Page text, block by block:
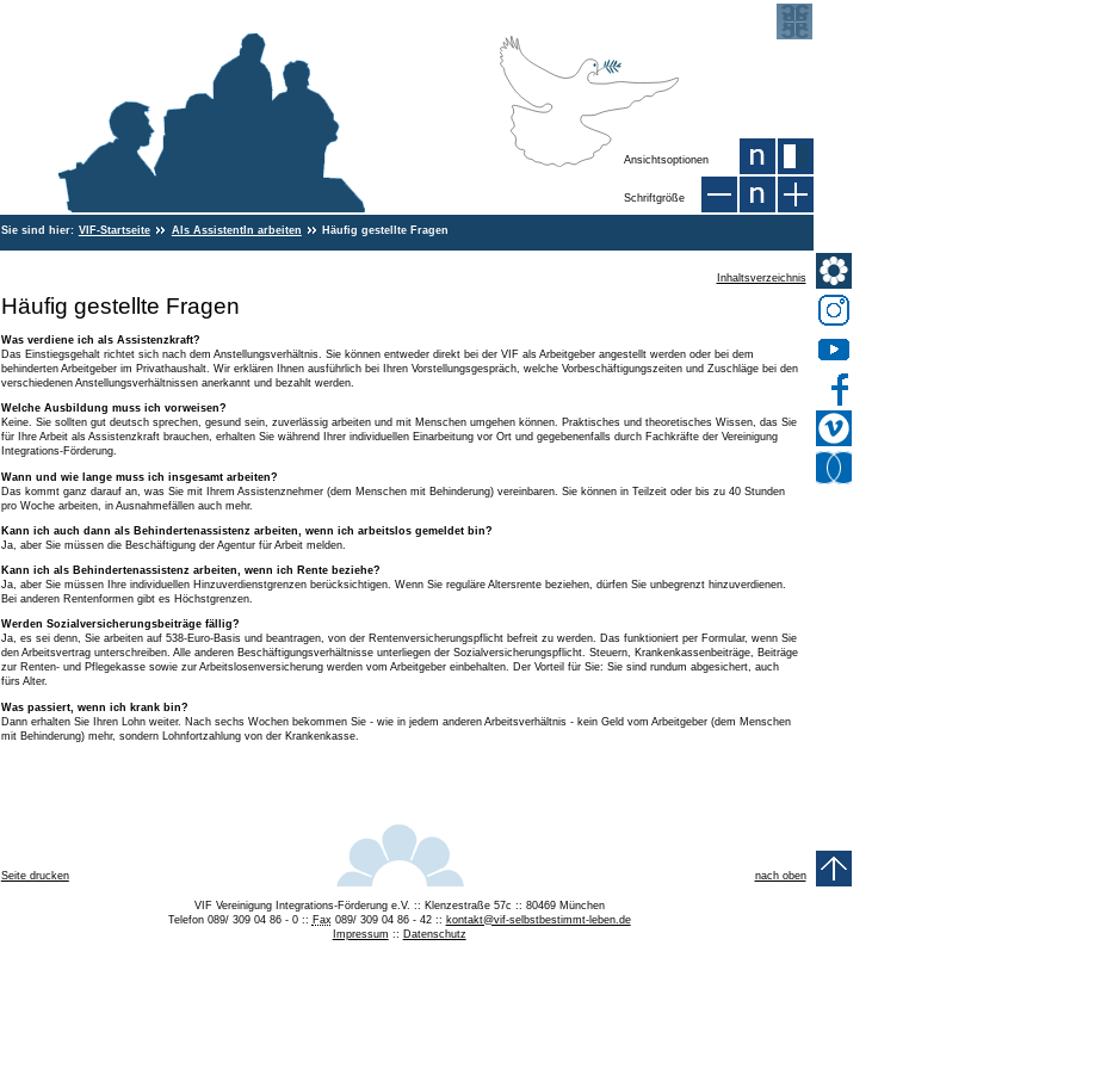
Ansichtsoptionen
Schriftgröße
Sie sind hier: VIF-Startseite Als AssistentIn arbeiten Häufig gestellte Fragen
Inhaltsverzeichnis
Häufig gestellte Fragen
Was verdiene ich als Assistenzkraft?
Das Einstiegsgehalt richtet sich nach dem Anstellungsverhältnis. Sie können entweder direkt bei der VIF als Arbeitgeber angestellt werden oder bei dem
behinderten Arbeitgeber im Privathaushalt. Wir erklären Ihnen ausführlich bei Ihren Vorstellungsgespräch, welche Vorbeschäftigungszeiten und Zuschläge bei den
verschiedenen Anstellungsverhältnissen anerkannt und bezahlt werden.
Welche Ausbildung muss ich vorweisen?
Keine. Sie sollten gut deutsch sprechen, gesund sein, zuverlässig arbeiten und mit Menschen umgehen können. Praktisches und theoretisches Wissen, das Sie
für Ihre Arbeit als Assistenzkraft brauchen, erhalten Sie während Ihrer individuellen Einarbeitung vor Ort und gegebenenfalls durch Fachkräfte der Vereinigung
Integrations-Förderung.
Wann und wie lange muss ich insgesamt arbeiten?
Das kommt ganz darauf an, was Sie mit Ihrem Assistenznehmer (dem Menschen mit Behinderung) vereinbaren. Sie können in Teilzeit oder bis zu 40 Stunden
pro Woche arbeiten, in Ausnahmefällen auch mehr.
Kann ich auch dann als Behindertenassistenz arbeiten, wenn ich arbeitslos gemeldet bin?
Ja, aber Sie müssen die Beschäftigung der Agentur für Arbeit melden.
Kann ich als Behindertenassistenz arbeiten, wenn ich Rente beziehe?
Ja, aber Sie müssen Ihre individuellen Hinzuverdienstgrenzen berücksichtigen. Wenn Sie reguläre Altersrente beziehen, dürfen Sie unbegrenzt hinzuverdienen.
Bei anderen Rentenformen gibt es Höchstgrenzen.
Werden Sozialversicherungsbeiträge fällig?
Ja, es sei denn, Sie arbeiten auf 538-Euro-Basis und beantragen, von der Rentenversicherungspflicht befreit zu werden. Das funktioniert per Formular, wenn Sie
den Arbeitsvertrag unterschreiben. Alle anderen Beschäftigungsverhältnisse unterliegen der Sozialversicherungspflicht. Steuern, Krankenkassenbeiträge, Beiträge
zur Renten- und Pflegekasse sowie zur Arbeitslosenversicherung werden vom Arbeitgeber einbehalten. Der Vorteil für Sie: Sie sind rundum abgesichert, auch
fürs Alter.
Was passiert, wenn ich krank bin?
Dann erhalten Sie Ihren Lohn weiter. Nach sechs Wochen bekommen Sie - wie in jedem anderen Arbeitsverhältnis - kein Geld vom Arbeitgeber (dem Menschen
mit Behinderung) mehr, sondern Lohnfortzahlung von der Krankenkasse.
Seite drucken nach oben
VIF Vereinigung Integrations-Förderung e.V. :: Klenzestraße 57c :: 80469 München
Telefon 089/ 309 04 86 - 0 :: Fax 089/ 309 04 86 - 42 :: kontakt@vif-selbstbestimmt-leben.de
Impressum :: Datenschutz